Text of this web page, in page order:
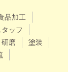
品加工
ッフ
研磨
塗装